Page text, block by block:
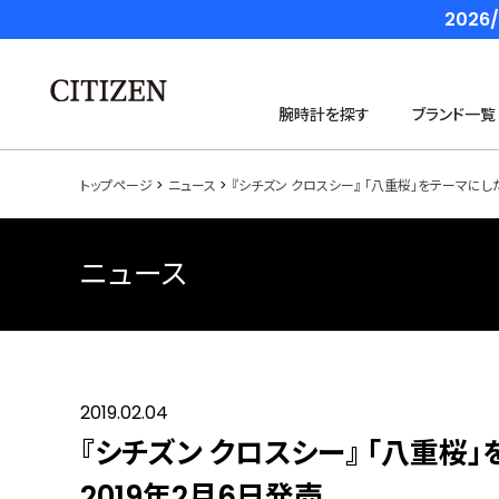
2026/
腕時計を探す ブランド一覧
トップページ ニュース 『シチズン クロスシー』 「八重桜」をテーマ
ニュース
2019.02.04
『シチズン クロスシー』 「八重